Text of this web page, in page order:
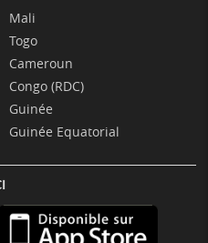
Mali
Togo
Cameroun
Congo (RDC)
Guinée
Guinée Equatorial